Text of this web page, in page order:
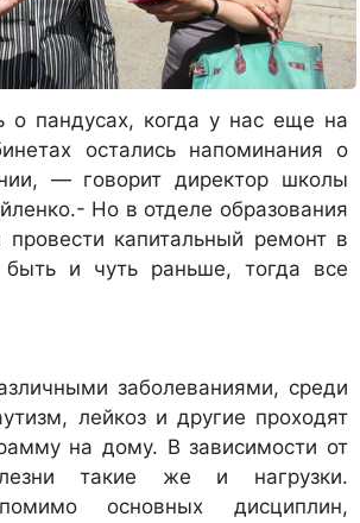
о пандусах, когда у нас еще на
остались напоминания о
— говорит директор школы
Но в отделе образования
капитальный ремонт в
и чуть раньше, тогда все
заболеваниями, среди
лейкоз и другие проходят
на дому. В зависимости от
такие же и нагрузки.
основных дисциплин,